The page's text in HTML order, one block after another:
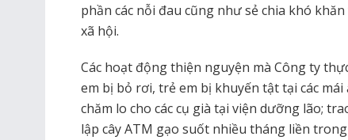
phần các nỗi đau cũng như sẻ chia khó
xã hội.
Các hoạt động thiện nguyện mà Công ty
em bị bỏ rơi, trẻ em bị khuyến tật tại các
chăm lo cho các cụ già tại viện dưỡng lão;
lập cây ATM gạo suốt nhiều tháng liền